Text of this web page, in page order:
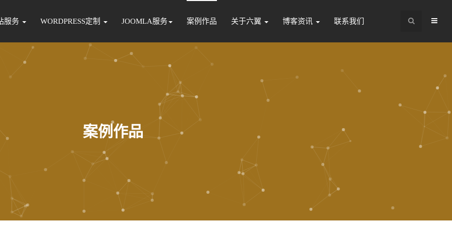
服务 WORDPRESS定制 JOOMLA服务 案例作品 关于六翼 博客资讯 联系我们
案例作品